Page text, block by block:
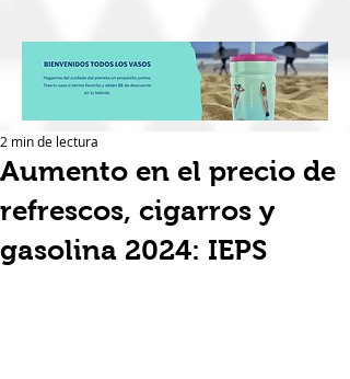
Aumento en el precio de
refrescos, cigarros y
gasolina 2024: IEPS
2 min de lectura